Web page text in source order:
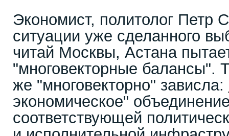
Экономист, политолог Петр
ситуации уже сделанного
читай Москвы, Астана
"многовекторные балансы".
же "многовекторно" зависла:
экономическое"
соответствующей